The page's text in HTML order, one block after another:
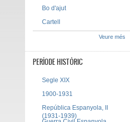
Bo d'ajut
Cartell
Veure més
PERÍODE HISTÒRIC
Segle XIX
1900-1931
República Espanyola, II
(1931-1939)